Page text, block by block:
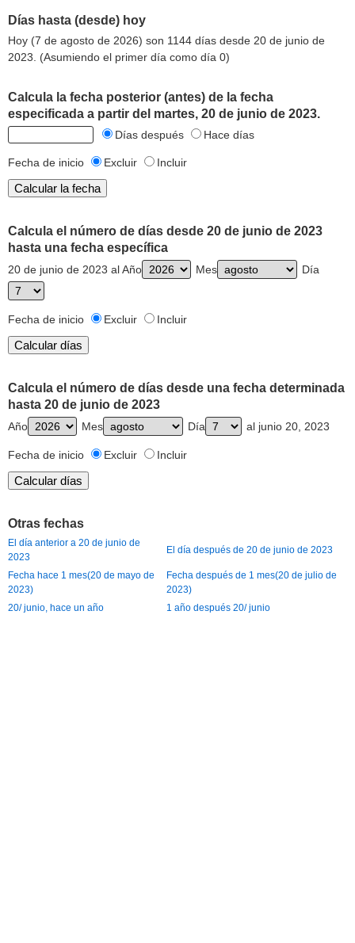
Días hasta (desde) hoy
Hoy (7 de agosto de 2026) son 1144 días desde 20 de junio de
2023. (Asumiendo el primer día como día 0)
Calcula la fecha posterior (antes) de la fecha
especificada a partir del martes, 20 de junio de 2023.
Días después Hace días
Fecha de inicio Excluir Incluir
Calcula el número de días desde 20 de junio de 2023
hasta una fecha específica
20 de junio de 2023 al Año Mes Día
Fecha de inicio Excluir Incluir
Calcula el número de días desde una fecha determinada
hasta 20 de junio de 2023
Año Mes Día al junio 20, 2023
Fecha de inicio Excluir Incluir
Otras fechas
El día anterior a 20 de junio de
2023
El día después de 20 de junio de 2023
Fecha hace 1 mes(20 de mayo de
2023)
Fecha después de 1 mes(20 de julio de
2023)
20/ junio, hace un año
1 año después 20/ junio